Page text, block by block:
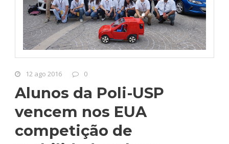
12 ago 2016 0
Alunos da Poli-USP
vencem nos EUA
competição de